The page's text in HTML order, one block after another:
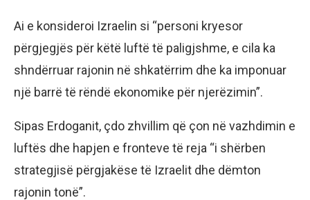
Ai e konsideroi Izraelin si “personi kryesor
përgjegjës për këtë luftë të paligjshme, e cila ka
shndërruar rajonin në shkatërrim dhe ka imponuar
një barrë të rëndë ekonomike për njerëzimin”.
Sipas Erdoganit, çdo zhvillim që çon në vazhdimin e
luftës dhe hapjen e fronteve të reja “i shërben
strategjisë përgjakëse të Izraelit dhe dëmton
rajonin tonë”.